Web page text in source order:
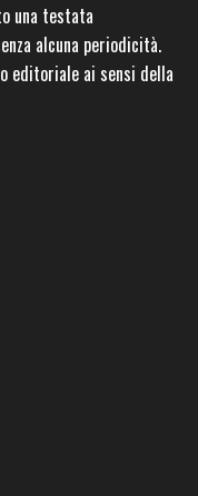
una testata
alcuna periodicità.
editoriale ai sensi della